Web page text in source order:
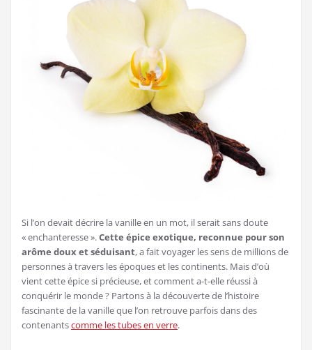
Si l’on devait décrire la vanille en un mot, il serait sans doute
« enchanteresse ».Cette épice exotique, reconnue pour son
arôme doux et séduisant, a fait voyager les sens de millions de
personnes à travers les époques et les continents. Mais d’où
vient cette épice si précieuse, et comment a-t-elle réussi à
conquérir le monde ? Partons à la découverte de l’histoire
fascinante de la vanille que l’on retrouve parfois dans des
contenantscomme les tubes en verre.